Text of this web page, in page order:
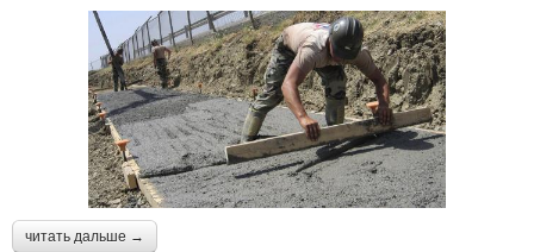
читать дальше →